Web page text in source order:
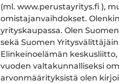
(ml. www.perustayritys.fi ),
omistajanvaihdokset.
yrityskaupassa. Olen
sekä Suomen
Elinkeinoelämän
vuoden valtakunnalliseksi
arvonmäärityksistä olen